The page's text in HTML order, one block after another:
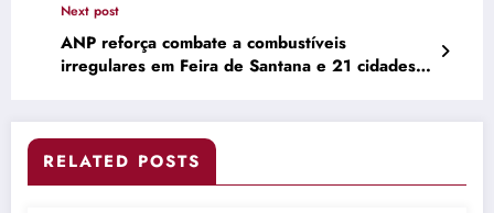
Next post
ANP reforça combate a combustíveis
irregulares em Feira de Santana e 21 cidades
Bahia
RELATED POSTS